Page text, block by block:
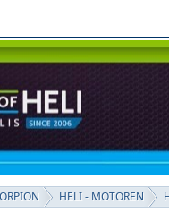
HELI - MOTOREN